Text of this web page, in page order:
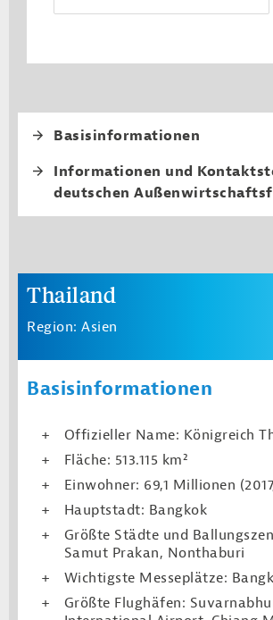
Basisinformationen
Informationen und
deutschen
Thailand
Region: Asien
Basisinformationen
Offizieller Name: Königreich
Fläche: 513.115 km²
Einwohner: 69,1 Millionen
Hauptstadt: Bangkok
Größte Städte und
Samut Prakan, Nonthaburi
Wichtigste Messeplätze:
Größte Flughäfen: